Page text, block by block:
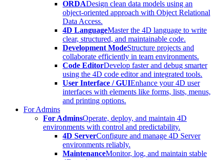
ORDADesign clean data models using an
object-oriented approach with Object Relational
Data Access.
4D LanguageMaster the 4D language to write
clear, structured, and maintainable code.
Development ModeStructure projects and
collaborate efficiently in team environments.
Code EditorDevelop faster and debug smarter
using the 4D code editor and integrated tools.
User Interface / GUIEnhance your 4D user
interfaces with elements like forms, lists, menus,
and printing options.
For Admins
For AdminsOperate, deploy, and maintain 4D
environments with control and predictability.
4D ServerConfigure and manage 4D Server
environments reliably.
MaintenanceMonitor, log, and maintain stable